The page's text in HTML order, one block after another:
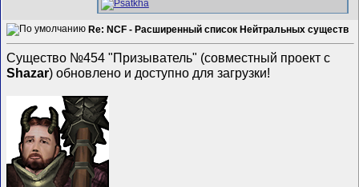
Re: NCF - Расширенный список Нейтральных существ
Существо №454 "Призыватель" (совместный проект с
Shazar) обновлено и доступно для загрузки!